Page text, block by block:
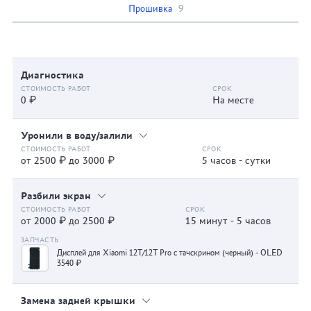
Прошивка 9
Диагностика
0 ₽ На месте
Уронили в воду/залили
от 2500 ₽ до 3000 ₽ 5 часов - сутки
Разбили экран
от 2000 ₽ до 2500 ₽ 15 минут - 5 часов
Дисплей для Xiaomi 12T/12T Pro с тачскрином (черный) - OLED
3540 ₽
Замена задней крышки